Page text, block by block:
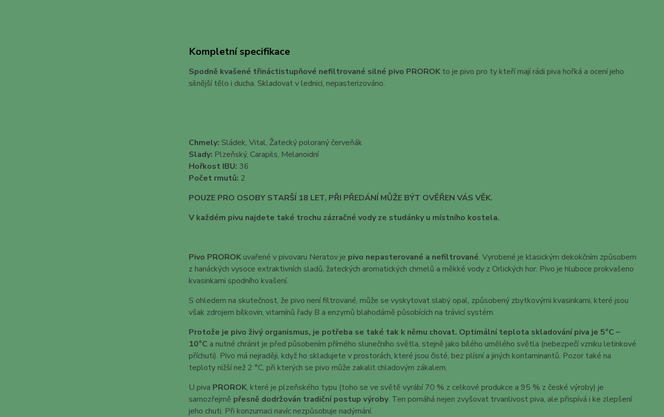
Kompletní specifikace
Spodně kvašené třináctistupňové nefiltrované silné pivo PROROKto je pivo pro ty kteří mají rádi piva hořká a ocení jeho
silnější tělo i ducha. Skladovat v lednici, nepasterizováno.
Chmely: Sládek, Vital, Žatecký poloraný červeňák
Slady: Plzeňský, Carapils, Melanoidní
Hořkost IBU: 36
Počet rmutů: 2
POUZE PRO OSOBY STARŠÍ 18 LET, PŘI PŘEDÁNÍ MŮŽE BÝT OVĚŘEN VÁS VĚK.
V každém pivu najdete také trochu zázračné vody ze studánky u místního kostela.
Pivo PROROKuvařené v pivovaru Neratov je pivo nepasterované a nefiltrované. Vyrobené je klasickým dekokčním způsobem
z hanáckých vysoce extraktivních sladů, žateckých aromatických chmelů a měkké vody z Orlických hor. Pivo je hluboce prokvašeno
kvasinkami spodního kvašení.
S ohledem na skutečnost, že pivo není filtrované, může se vyskytovat slabý opal, způsobený zbytkovými kvasinkami, které jsou
však zdrojem bílkovin, vitamínů řady B a enzymů blahodárně působících na trávicí systém.
Protože je pivo živý organismus, je potřeba se také tak k němu chovat. Optimální teplota skladování piva je 5°C –
10°C a nutné chránit je před působením přímého slunečního světla, stejně jako bílého umělého světla (nebezpečí vzniku letinkové
příchuti). Pivo má nejraději, když ho skladujete v prostorách, které jsou čisté, bez plísní a jiných kontaminantů. Pozor také na
teploty nižší než 2 °C, při kterých se pivo může zakalit chladovým zákalem.
U piva PROROK, které je plzeňského typu (toho se ve světě vyrábí 70 % z celkové produkce a 95 % z české výroby) je
samozřejmě přesně dodržován tradiční postup výroby. Ten pomáhá nejen zvyšovat trvanlivost piva, ale přispívá i ke zlepšení
jeho chuti. Při konzumaci navíc nezpůsobuje nadýmání.